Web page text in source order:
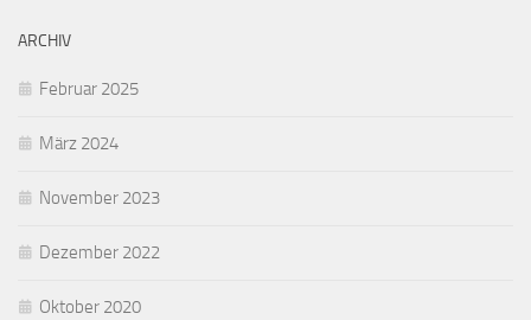
ARCHIV
Februar 2025
März 2024
November 2023
Dezember 2022
Oktober 2020